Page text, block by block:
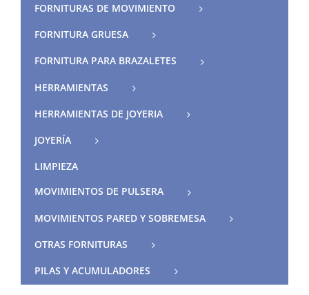
FORNITURAS DE MOVIMIENTO
FORNITURA GRUESA
FORNITURA PARA BRAZALETES
HERRAMIENTAS
HERRAMIENTAS DE JOYERIA
JOYERÍA
LIMPIEZA
MOVIMIENTOS DE PULSERA
MOVIMIENTOS PARED Y SOBREMESA
OTRAS FORNITURAS
PILAS Y ACUMULADORES